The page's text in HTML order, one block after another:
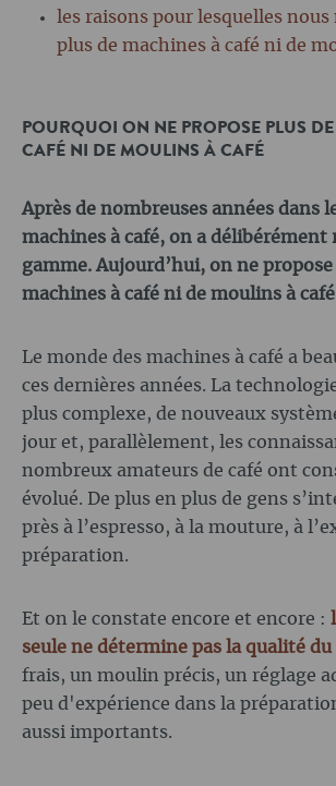
les raisons pour lesquelles
plus de machines à café ni de
POURQUOI ON NE PROPOSE PLUS
CAFÉ NI DE MOULINS À CAFÉ
Après de nombreuses années dans
machines à café, on a délibérément
gamme. Aujourd’hui, on ne propose
machines à café ni de moulins à
Le monde des machines à café a
ces dernières années. La
plus complexe, de nouveaux
jour et, parallèlement, les
nombreux amateurs de café ont
évolué. De plus en plus de gens
près à l’espresso, à la mouture, à
préparation.
Et on le constate encore et encore :
seule ne détermine pas la qualité du
frais, un moulin précis, un réglage
peu d'expérience dans la
aussi importants.